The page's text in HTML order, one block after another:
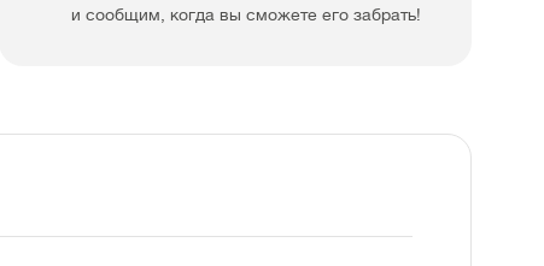
и сообщим, когда вы сможете его забрать!